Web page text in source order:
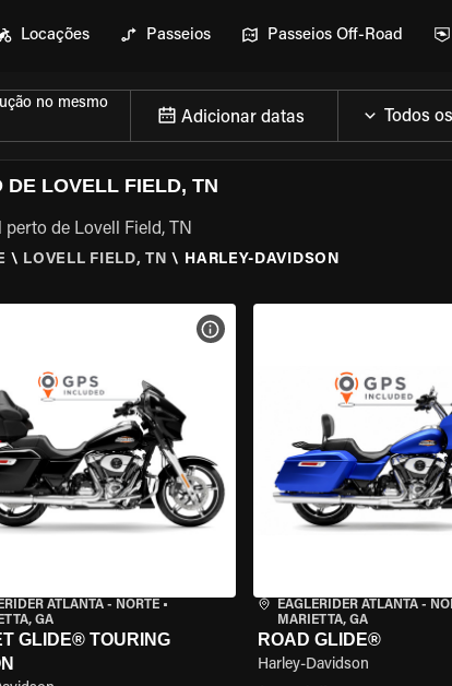
Locações Passeios Passeios Off-Road
no mesmo
Adicionar datas
DE LOVELL FIELD, TN
de Lovell Field, TN
\ LOVELL FIELD, TN \ HARLEY-DAVIDSON
DA MOTO
ATLANTA - NORTE•
GA
GLIDE® TOURING
VER ESPECIFICAÇÕES DA MOTO
EAGLERIDER ATLANTA -
MARIETTA, GA
ROAD GLIDE®
Harley-Davidson